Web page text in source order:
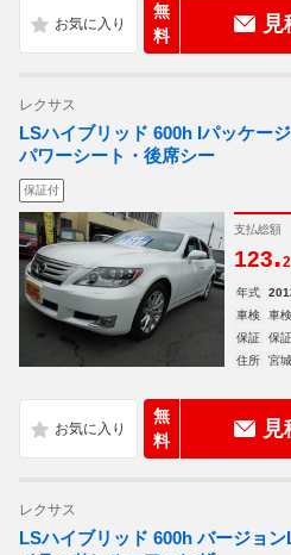
無
料
レクサス
LSハイブリッド 600h Iパッケー
パワーシート・後席シー
保証付
支払総額
123.2
年式
車検
車
保証
保
住所
宮
無
料
レクサス
LSハイブリッド 600h バージョ